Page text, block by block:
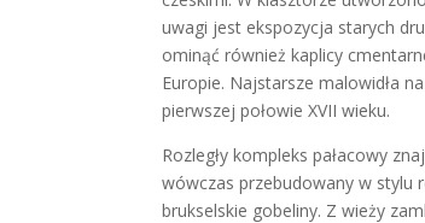
uwagi jest ekspozycja starych
ominąć również kaplicy
Europie. Najstarsze malowidła
pierwszej połowie XVII wieku.
Rozległy kompleks pałacowy
wówczas przebudowany w stylu
brukselskie gobeliny. Z wieży